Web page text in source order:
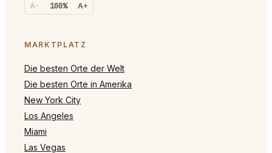
A- 100% A+
MARKTPLATZ
Die besten Orte der Welt
Die besten Orte in Amerika
New York City
Los Angeles
Miami
Las Vegas